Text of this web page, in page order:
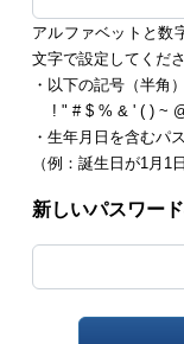
アルファベットと数
文字で設定してくださ
・以下の記号（半角
! " # $ % & ' ( ) ~
・生年月日を含むパ
（例：誕生日が1月1
新しいパスワー